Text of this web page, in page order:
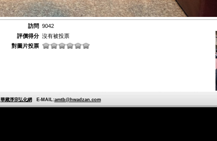
訪問 9042
評價得分 沒有被投票
對圖片投票
華藏淨宗弘化網E-MAIL:amtb@hwadzan.com